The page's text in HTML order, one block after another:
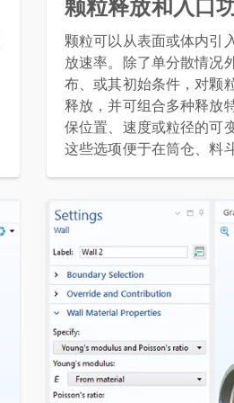
颗粒可以从表面或体内引
放速率。除了单分散情况
布、或其初始条件，对颗
释放，并可组合多种释放
保位置、速度或粒径的可
这些选项便于在筒仓、料